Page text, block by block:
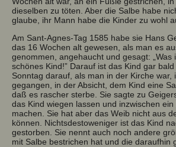
dieselben zu töten. Aber die Salbe habe
glaube, ihr Mann habe die Kinder zu wohl
Am Sant-Agnes-Tag 1585 habe sie Hans
das 16 Wochen alt gewesen, als man es
genommen, angehaucht und gesagt: „Was
schönes Kind!” Darauf ist das Kind gar
Sonntag darauf, als man in der Kirche war,
gegangen, in der Absicht, dem Kind eine
daß es rascher sterbe. Sie sagte zu
das Kind wiegen lassen und inzwischen
machen. Sie hat aber das Weib nicht aus
können. Nichtsdestoweniger ist das Kind
gestorben. Sie nennt auch noch andere
mit Salbe bestrichen hat und die daraufhin